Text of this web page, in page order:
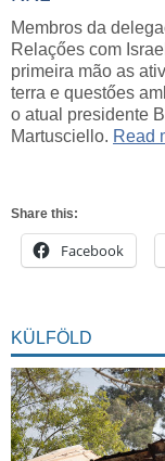
Membros da
Relaçőes com
primeira mão as
terra e questőes
o atual presidente
Martusciello. Read
Share this:
Facebook
KÜLFÖLD